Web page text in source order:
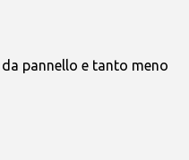
pannello e tanto meno